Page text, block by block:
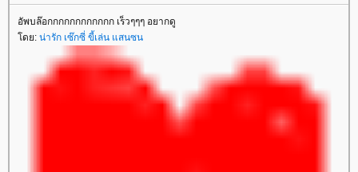
อัพบล๊อกกกกกกกกกกกก เร็วๆๆๆ อยากดู
ดย: น่ารัก เซ๊กซี่ ขี้เล่น แสนซน